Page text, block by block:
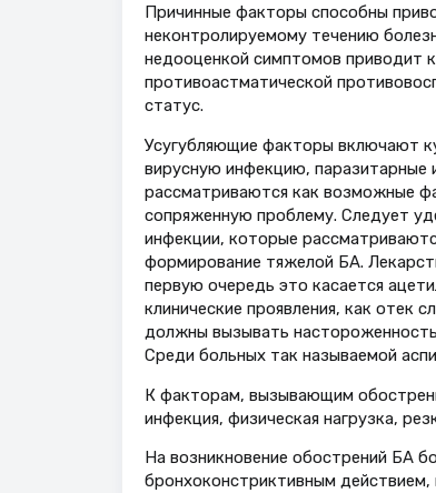
Причинные факторы способны
неконтролируемому течению
недооценкой симптомов приводит
противоастматической
статус.
Усугубляющие факторы включают
вирусную инфекцию, паразитарные
рассматриваются как возможные
сопряженную проблему. Следует
инфекции, которые
формирование тяжелой БА.
первую очередь это касается
клинические проявления, как отек
должны вызывать
Среди больных так называемой
К факторам, вызывающим
инфекция, физическая нагрузка,
На возникновение обострений БА
бронхоконстриктивным